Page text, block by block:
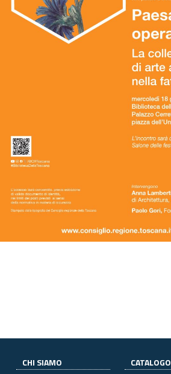
CHI SIAMO
CATALOGO